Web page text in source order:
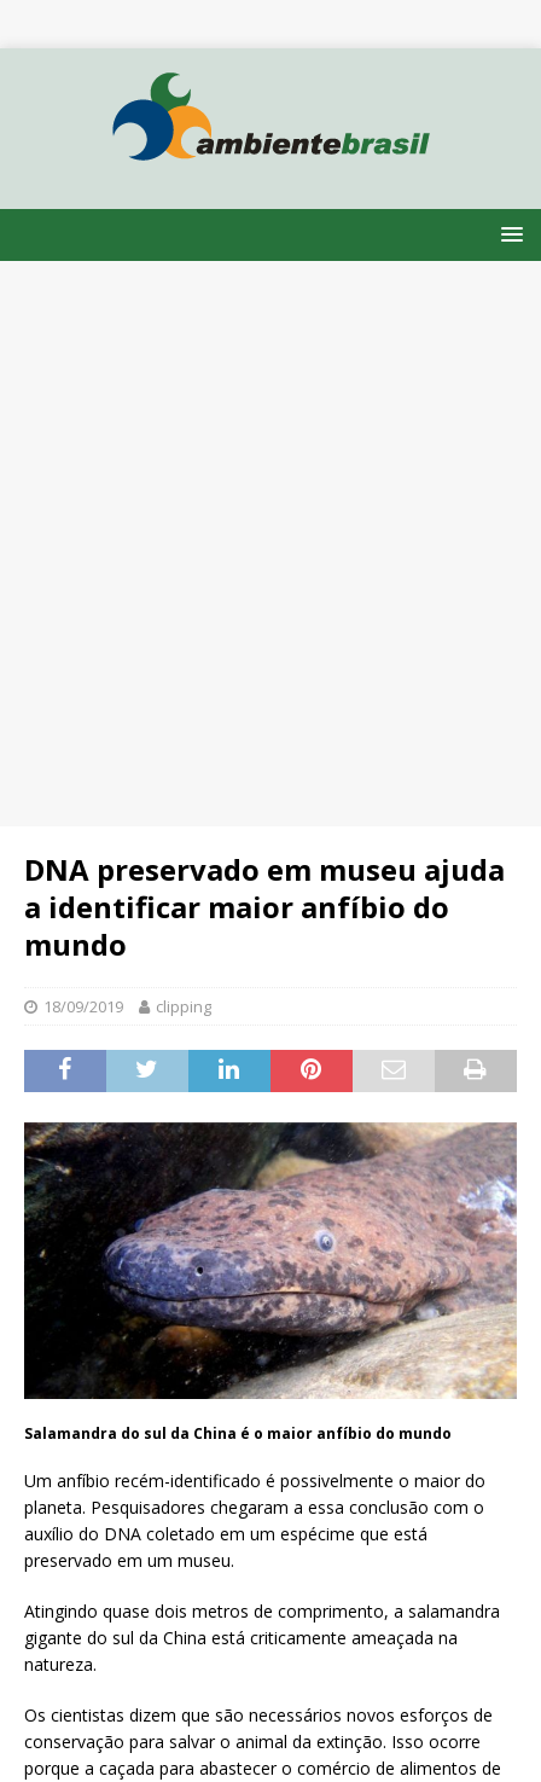
DNA preservado em museu ajuda
a identificar maior anfíbio do
mundo
18/09/2019 clipping
Salamandra do sul da China é o maior anfíbio do mundo
Um anfíbio recém-identificado é possivelmente o maior do
planeta. Pesquisadores chegaram a essa conclusão com o
auxílio do DNA coletado em um espécime que está
preservado em um museu.
Atingindo quase dois metros de comprimento, a salamandra
gigante do sul da China está criticamente ameaçada na
natureza.
Os cientistas dizem que são necessários novos esforços de
conservação para salvar o animal da extinção. Isso ocorre
porque a caçada para abastecer o comércio de alimentos de